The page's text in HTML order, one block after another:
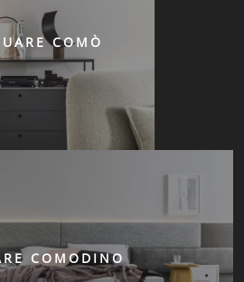
COMÒ
COMODINO